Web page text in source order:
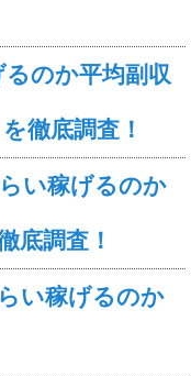
のか平均副収
徹底調査！
い稼げるのか
底調査！
い稼げるのか